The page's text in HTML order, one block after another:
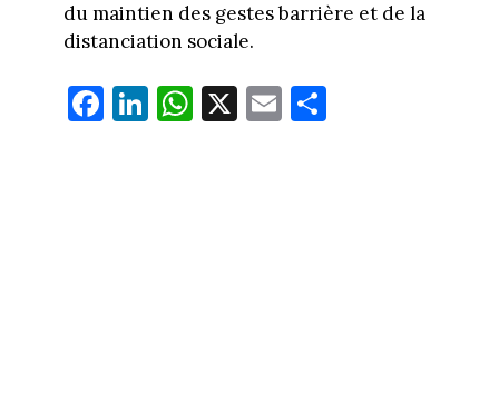
du maintien des gestes barrière et de la
distanciation sociale.
Fa
ce
Li
nk
W
ha
X E
m
Pa
rt